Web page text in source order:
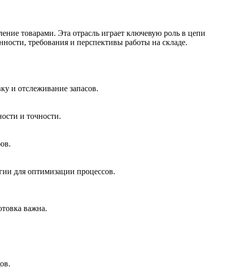
товарами. Эта отрасль играет ключевую роль в цепи
требования и перспективы работы на складе.
и отслеживание запасов.
и точности.
для оптимизации процессов.
важна.